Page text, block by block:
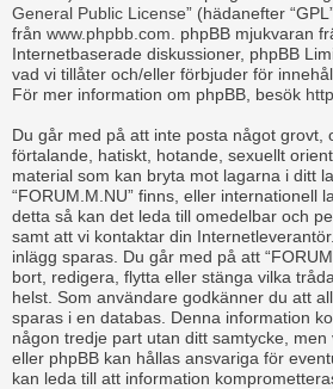
General Public License” (hädanefter
från www.phpbb.com . phpBB mjukvaran
Internetbaserade diskussioner, phpBB
vad vi tillåter och/eller förbjuder för
För mer information om phpBB, besök
Du går med på att inte posta något grovt,
förtalande, hatiskt, hotande, sexuellt
material som kan bryta mot lagarna i ditt
“FORUM.M.NU” finns, eller internationell
detta så kan det leda till omedelbar och
samt att vi kontaktar din
inlägg sparas. Du går med på att
bort, redigera, flytta eller stänga vilka
helst. Som användare godkänner du att
sparas i en databas. Denna information
någon tredje part utan ditt samtycke, men
eller phpBB kan hållas ansvariga för
kan leda till att information